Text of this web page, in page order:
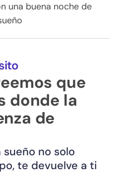
Rest
una buena noche de
que
donde la
de
no solo
te devuelve a ti